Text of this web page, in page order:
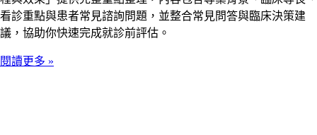
看診重點與患者常見諮詢問題，並整合常見問答與臨床決策建
議，協助你快速完成就診前評估。
閱讀更多 »